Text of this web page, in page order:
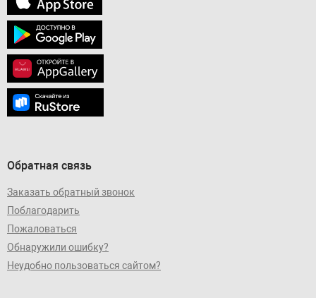
Обратная связь
Заказать обратный звонок
Поблагодарить
Пожаловаться
Обнаружили ошибку?
Неудобно пользоваться сайтом?